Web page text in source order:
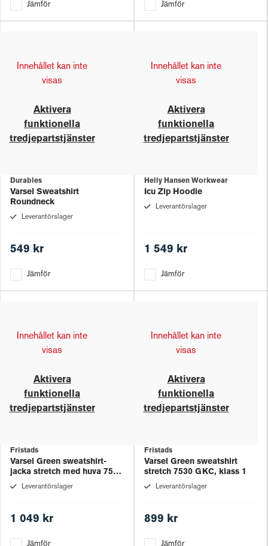
Jämför Jämför
Innehållet kan inte
visas
Aktivera
funktionella
tredjepartstjänster
Durables
Varsel Sweatshirt
Roundneck
Leverantörslager
549 kr
Jämför
Innehållet kan inte
visas
Aktivera
funktionella
tredjepartstjänster
Helly Hansen Workwear
Icu Zip Hoodie
Leverantörslager
1 549 kr
Jämför
Innehållet kan inte
visas
Aktivera
funktionella
tredjepartstjänster
Fristads
Varsel Green sweatshirt-
jacka stretch med huva 7532
GKC, klass 1
Leverantörslager
1 049 kr
Jämför
Innehållet kan inte
visas
Aktivera
funktionella
tredjepartstjänster
Fristads
Varsel Green sweatshirt
stretch 7530 GKC, klass 1
Leverantörslager
899 kr
Jämför